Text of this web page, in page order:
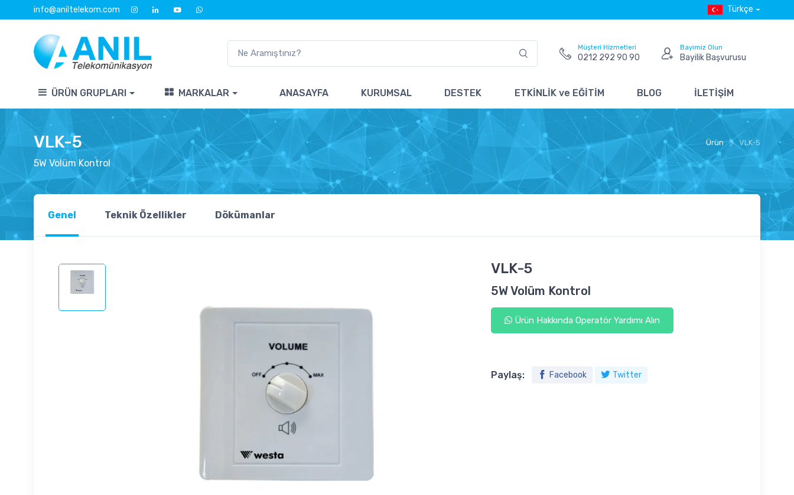
info@aniltelekom.com Türkçe
Müşteri Hizmetleri
0212 292 90 90
Bayimiz Olun
Bayilik Başvurusu
ÜRÜN GRUPLARI MARKALAR ANASAYFA KURUMSAL DESTEK ETKİNLİK ve EĞİTİM BLOG İLETİŞİM
Ürün VLK-5
VLK-5
5W Volüm Kontrol
Genel Teknik Özellikler Dökümanlar
VLK-5
5W Volüm Kontrol
Ürün Hakkında Operatör Yardımı Alın
Paylaş: Facebook Twitter